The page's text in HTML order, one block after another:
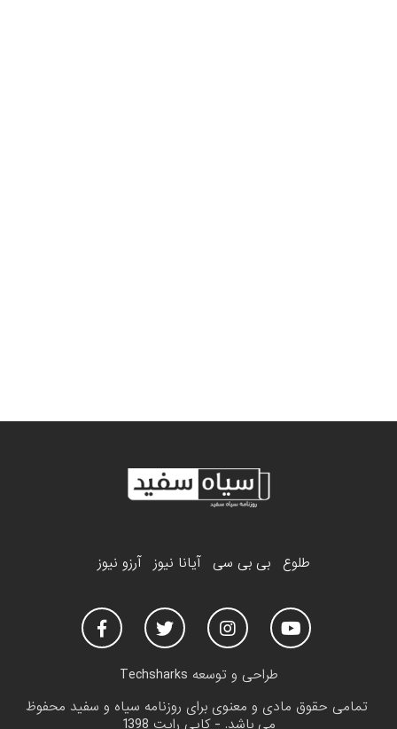
طلوع بی بی سی آیانا نیوز آرزو نیوز
طراحی و توسعه Techsharks
تمامی حقوق مادی و معنوی برای روزنامه سیاه و سفید محفوظ